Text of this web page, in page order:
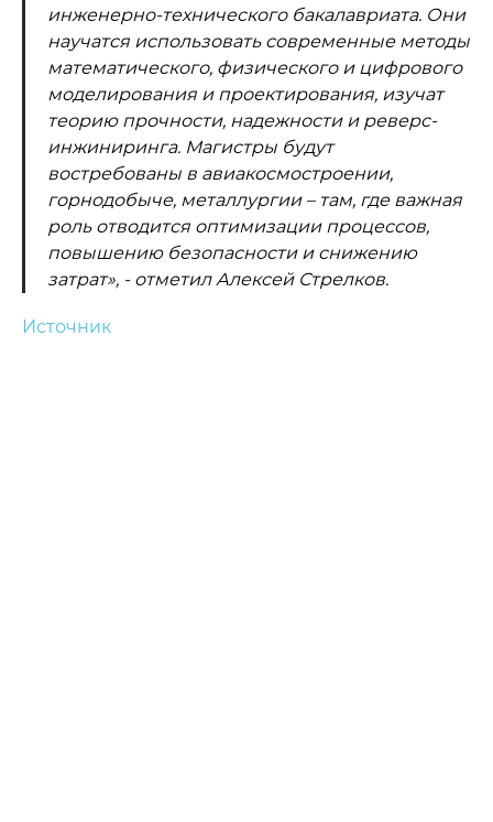
инженерно-технического бакалавриата. Они
научатся использовать современные методы
математического, физического и цифрового
моделирования и проектирования, изучат
теорию прочности, надежности и реверс-
инжиниринга. Магистры будут
востребованы в авиакосмостроении,
горнодобыче, металлургии – там, где важная
роль отводится оптимизации процессов,
повышению безопасности и снижению
затрат», - отметил Алексей Стрелков.
Источник